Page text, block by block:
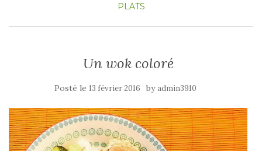
PLATS
Un wok coloré
Posté le 13 février 2016 byadmin3910